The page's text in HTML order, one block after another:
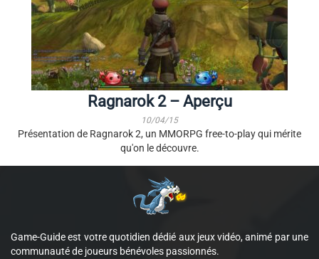
Ragnarok 2 – Aperçu
10/04/15
Présentation de Ragnarok 2, un MMORPG free-to-play qui mérite
qu'on le découvre.
Game-Guide est votre quotidien dédié aux jeux vidéo, animé par une
communauté de joueurs bénévoles passionnés.